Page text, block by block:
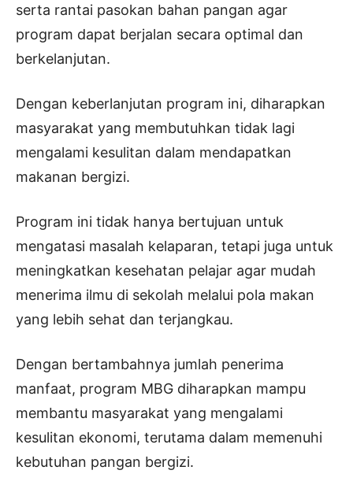
serta rantai pasokan bahan pangan agar
program dapat berjalan secara optimal dan
berkelanjutan.
Dengan keberlanjutan program ini, diharapkan
masyarakat yang membutuhkan tidak lagi
mengalami kesulitan dalam mendapatkan
makanan bergizi.
Program ini tidak hanya bertujuan untuk
mengatasi masalah kelaparan, tetapi juga untuk
meningkatkan kesehatan pelajar agar mudah
menerima ilmu di sekolah melalui pola makan
yang lebih sehat dan terjangkau.
Dengan bertambahnya jumlah penerima
manfaat, program MBG diharapkan mampu
membantu masyarakat yang mengalami
kesulitan ekonomi, terutama dalam memenuhi
kebutuhan pangan bergizi.